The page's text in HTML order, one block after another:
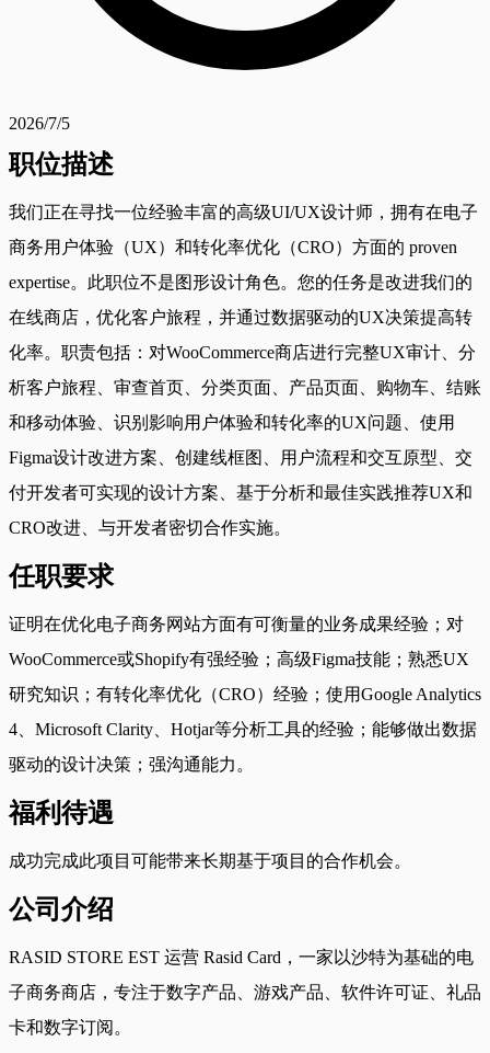
2026/7/5
职位描述
我们正在寻找一位经验丰富的高级UI/UX设计师，拥有在电子
商务用户体验（UX）和转化率优化（CRO）方面的 proven
expertise。此职位不是图形设计角色。您的任务是改进我们的
在线商店，优化客户旅程，并通过数据驱动的UX决策提高转
化率。职责包括：对WooCommerce商店进行完整UX审计、分
析客户旅程、审查首页、分类页面、产品页面、购物车、结账
和移动体验、识别影响用户体验和转化率的UX问题、使用
Figma设计改进方案、创建线框图、用户流程和交互原型、交
付开发者可实现的设计方案、基于分析和最佳实践推荐UX和
CRO改进、与开发者密切合作实施。
任职要求
证明在优化电子商务网站方面有可衡量的业务成果经验；对
WooCommerce或Shopify有强经验；高级Figma技能；熟悉UX
研究知识；有转化率优化（CRO）经验；使用Google Analytics
4、Microsoft Clarity、Hotjar等分析工具的经验；能够做出数据
驱动的设计决策；强沟通能力。
福利待遇
成功完成此项目可能带来长期基于项目的合作机会。
公司介绍
RASID STORE EST 运营 Rasid Card，一家以沙特为基础的电
子商务商店，专注于数字产品、游戏产品、软件许可证、礼品
卡和数字订阅。